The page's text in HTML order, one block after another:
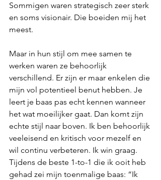
Sommigen waren strategisch zeer sterk
en soms visionair. Die boeiden mij het
meest.
Maar in hun stijl om mee samen te
werken waren ze behoorlijk
verschillend. Er zijn er maar enkelen die
mijn vol potentieel benut hebben. Je
leert je baas pas echt kennen wanneer
het wat moeilijker gaat. Dan komt zijn
echte stijl naar boven. Ik ben behoorlijk
veeleisend en kritisch voor mezelf en
wil continu verbeteren. Ik win graag.
Tijdens de beste 1-to-1 die ik ooit heb
gehad zei mijn toenmalige baas: “Ik